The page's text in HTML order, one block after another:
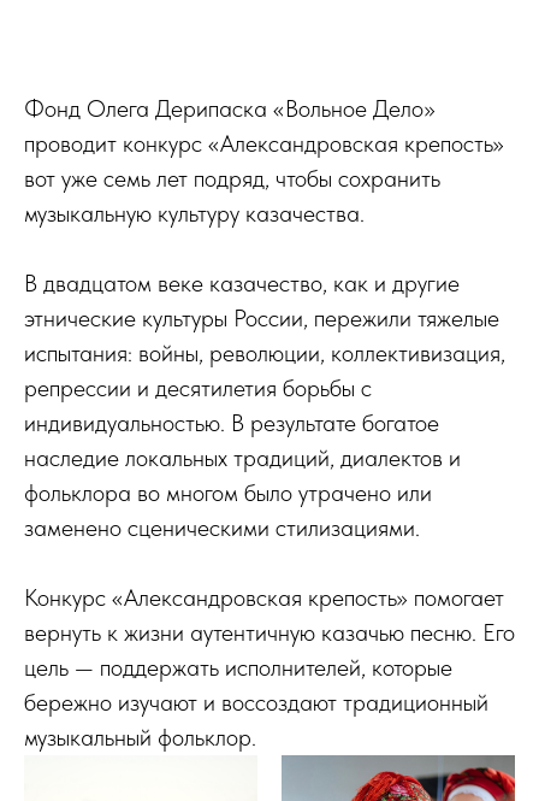
Фонд Олега Дерипаска «Вольное Дело»
проводит конкурс «Александровская крепость»
вот уже семь лет подряд, чтобы сохранить
музыкальную культуру казачества.
В двадцатом веке казачество, как и другие
этнические культуры России, пережили тяжелые
испытания: войны, революции, коллективизация,
репрессии и десятилетия борьбы с
индивидуальностью. В результате богатое
наследие локальных традиций, диалектов и
фольклора во многом было утрачено или
заменено сценическими стилизациями.
Конкурс «Александровская крепость» помогает
вернуть к жизни аутентичную казачью песню. Его
цель — поддержать исполнителей, которые
бережно изучают и воссоздают традиционный
музыкальный фольклор.